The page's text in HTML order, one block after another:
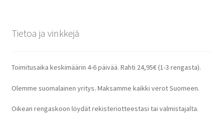
Tietoa ja vinkkejä
Toimitusaika keskimäärin 4-6 päivää. Rahti 24,95€ (1-3 rengasta).
Olemme suomalainen yritys. Maksamme kaikki verot Suomeen.
Oikean rengaskoon löydät rekisteriotteestasi tai valmistajalta.